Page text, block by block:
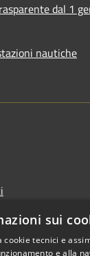
dal 1
nautiche
sui
cookie tecnici e
e alla